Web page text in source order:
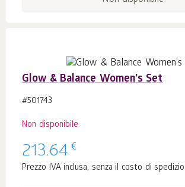
Glow & Balance Women’s Set
#501743
Non disponibile
213.64 €
Prezzo IVA inclusa, senza il costo di